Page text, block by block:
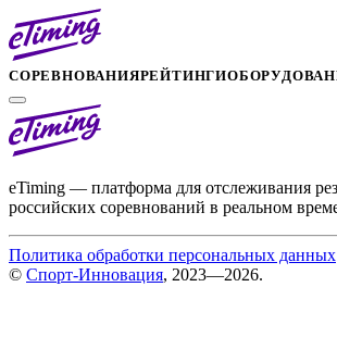
СОРЕВНОВАНИЯРЕЙТИНГИ
eTiming — платформа для отслеживания
российских соревнований в реальном
Политика обработки персональных данных
© Спорт-Инновация, 2023—2026.